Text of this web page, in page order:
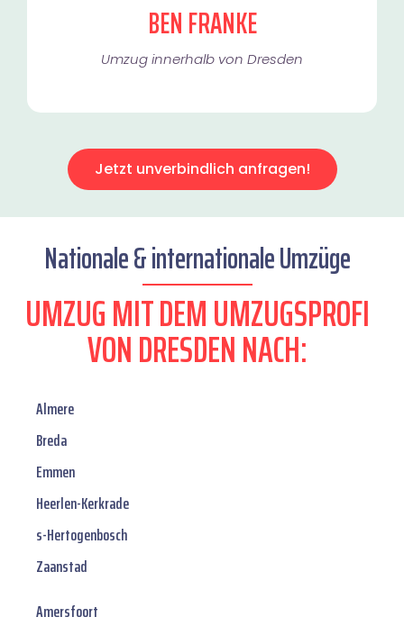
BEN FRANKE
Umzug innerhalb von Dresden​
Jetzt unverbindlich anfragen!
Nationale & internationale Umzüge
UMZUG MIT DEM UMZUGSPROFI
VON DRESDEN NACH:
Almere
Breda
Emmen
Heerlen-Kerkrade
s-Hertogenbosch
Zaanstad
Amersfoort